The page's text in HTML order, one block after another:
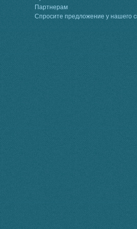
Партнерам
Спросите предложение у нашего